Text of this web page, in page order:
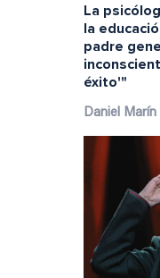
La
la
padre
éxito'"
Daniel Marín